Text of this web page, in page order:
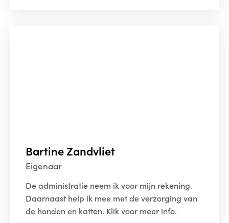
Bartine Zandvliet
Eigenaar
De administratie neem ik voor mijn rekening.
Daarnaast help ik mee met de verzorging van
de honden en katten. Klik voor meer info.